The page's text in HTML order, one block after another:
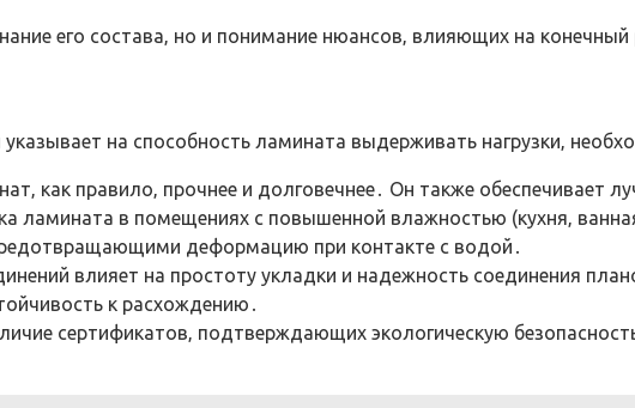
его состава‚ но и понимание нюансов‚ влияющих на
на способность ламината выдерживать нагрузки‚
как правило‚ прочнее и долговечнее․ Он также обеспечивает
ламината в помещениях с повышенной влажностью (кухня‚
деформацию при контакте с водой․
влияет на простоту укладки и надежность соединения
к расхождению․
сертификатов‚ подтверждающих экологическую